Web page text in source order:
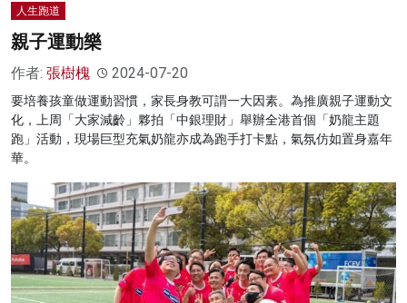
人生跑道
親子運動樂
作者: 張樹槐 2024-07-20
要培養孩童做運動習慣，家長身教可謂一大因素。為推廣親子運動文
化，上周「大家減齡」夥拍「中銀理財」舉辦全港首個「奶龍主題
跑」活動，現場巨型充氣奶龍亦成為跑手打卡點，氣氛仿如置身嘉年
華。